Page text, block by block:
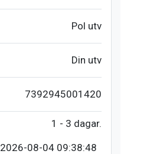
Pol utv
Din utv
7392945001420
1 - 3 dagar.
2026-08-04 09:38:48